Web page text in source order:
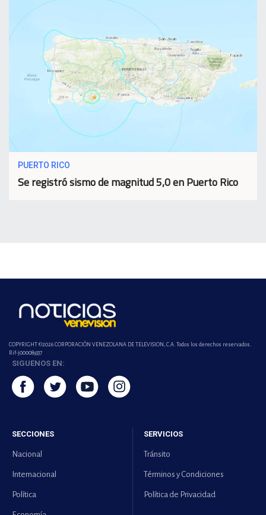
PUERTO RICO
Se registró sismo de magnitud 5,0 en Puerto Rico
COPYRIGHT ©2026 CORPORACIÓN VENEZOLANA DE TELEVISION, C.A. Todos los derechos reservados.
Rif-j000089337
SIGUENOS EN:
SECCIONES
Nacional
Internacional
Política
SERVICIOS
Tránsito
Términos y Condiciones
Política de Privacidad